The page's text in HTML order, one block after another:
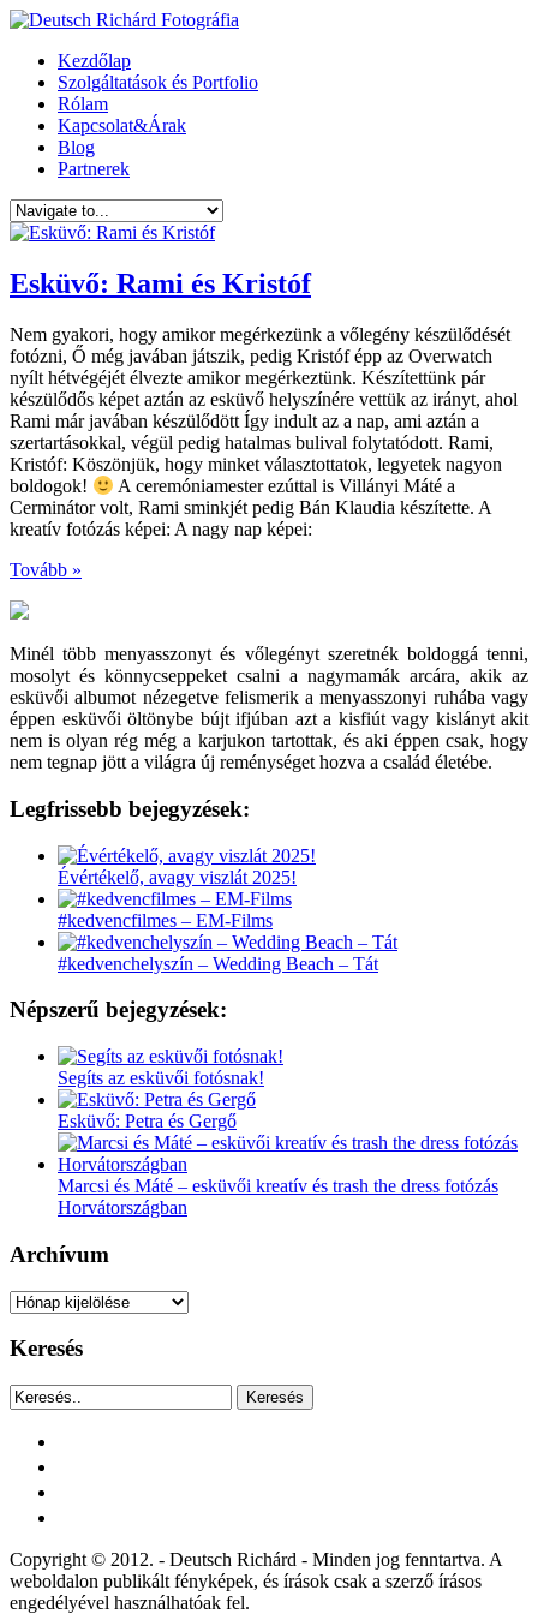
Kezdőlap
Szolgáltatások és Portfolio
Rólam
Kapcsolat&Árak
Blog
Partnerek
Esküvő: Rami és Kristóf
Nem gyakori, hogy amikor megérkezünk a vőlegény készülődését
fotózni, Ő még javában játszik, pedig Kristóf épp az Overwatch
nyílt hétvégéjét élvezte amikor megérkeztünk. Készítettünk pár
készülődős képet aztán az esküvő helyszínére vettük az irányt, ahol
Rami már javában készülődött Így indult az a nap, ami aztán a
szertartásokkal, végül pedig hatalmas bulival folytatódott. Rami,
Kristóf: Köszönjük, hogy minket választottatok, legyetek nagyon
boldogok!
A ceremóniamester ezúttal is Villányi Máté a
Cerminátor volt, Rami sminkjét pedig Bán Klaudia készítette. A
kreatív fotózás képei: A nagy nap képei:
Tovább »
Minél több menyasszonyt és vőlegényt szeretnék boldoggá tenni,
mosolyt és könnycseppeket csalni a nagymamák arcára, akik az
esküvői albumot nézegetve felismerik a menyasszonyi ruhába vagy
éppen esküvői öltönybe bújt ifjúban azt a kisfiút vagy kislányt akit
nem is olyan rég még a karjukon tartottak, és aki éppen csak, hogy
nem tegnap jött a világra új reménységet hozva a család életébe.
Legfrissebb bejegyzések:
Évértékelő, avagy viszlát 2025!
#kedvencfilmes – EM-Films
#kedvenchelyszín – Wedding Beach – Tát
Népszerű bejegyzések:
Segíts az esküvői fotósnak!
Esküvő: Petra és Gergő
Marcsi és Máté – esküvői kreatív és trash the dress fotózás
Horvátországban
Archívum
Archívum
Keresés
Keresés
Copyright © 2012. - Deutsch Richárd - Minden jog fenntartva. A
weboldalon publikált fényképek, és írások csak a szerző írásos
engedélyével használhatóak fel.